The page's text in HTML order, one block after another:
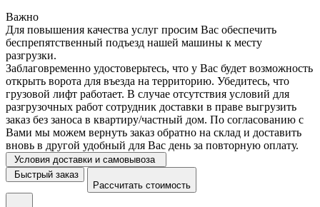
Важно
Для повышения качества услуг просим Вас обеспечить
беспрепятственный подъезд нашей машины к месту
разгрузки.
Заблаговременно удостоверьтесь, что у Вас будет возможность
открыть ворота для въезда на территорию. Убедитесь, что
грузовой лифт работает. В случае отсутствия условий для
разгрузочных работ сотрудник доставки в праве выгрузить
заказ без заноса в квартиру/частный дом. По согласованию с
Вами мы можем вернуть заказ обратно на склад и доставить
вновь в другой удобный для Вас день за повторную оплату.
Условия доставки и самовывоза
Быстрый заказ
Рассчитать стоимость